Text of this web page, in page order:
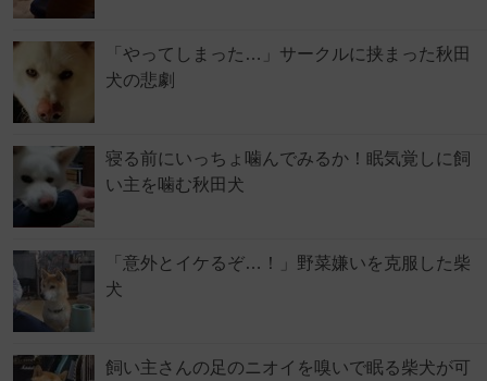
「やってしまった…」サークルに挟まった秋田
犬の悲劇
寝る前にいっちょ噛んでみるか！眠気覚しに飼
い主を噛む秋田犬
「意外とイケるぞ…！」野菜嫌いを克服した柴
犬
飼い主さんの足のニオイを嗅いで眠る柴犬が可